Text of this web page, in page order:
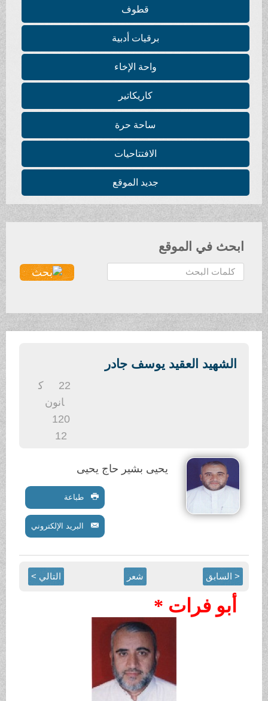
قطوف
برقيات أدبية
واحة الإخاء
كاريكاتير
ساحة حرة
الافتتاحيات
جديد الموقع
ابحث في الموقع
ح
ث
الشهيد العقيد يوسف جادر
انون
120
يحيى بشير حاج يحيى
طباعة
البريد الإلكتروني
< السابق شعر التالي >
أبو فرات *